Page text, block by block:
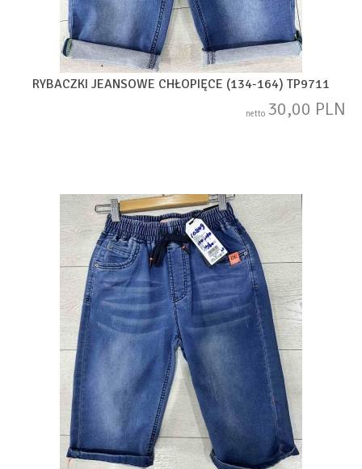
RYBACZKI JEANSOWE CHŁOPIĘCE (134-164) TP9711
netto 30,00 PLN